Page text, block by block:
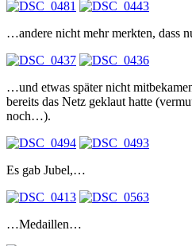
…andere nicht mehr merkten, dass
…und etwas später nicht
bereits das Netz geklaut hatte
noch…).
Es gab Jubel,…
…Medaillen…